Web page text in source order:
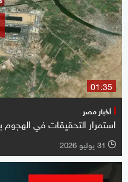
01:35
أخبار مصر
استمرار التحقيقات في
l 31 يوليو 2026